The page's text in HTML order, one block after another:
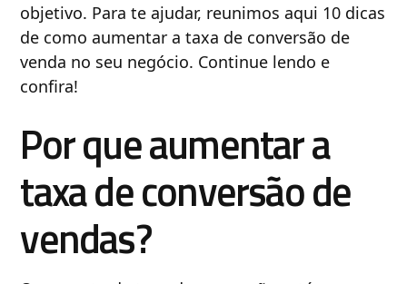
objetivo. Para te ajudar, reunimos aqui 10 dicas
de como aumentar a taxa de conversão de
venda no seu negócio. Continue lendo e
confira!
Por que aumentar a
taxa de conversão de
vendas?